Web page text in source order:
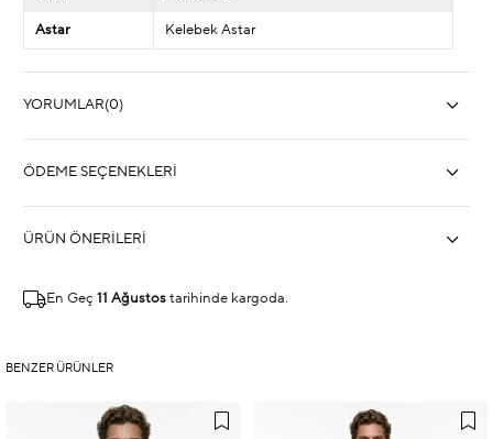
Astar Kelebek Astar
YORUMLAR(0)
ÖDEME SEÇENEKLERI
ÜRÜN ÖNERILERI
En Geç 11 Ağustos tarihinde kargoda.
BENZER ÜRÜNLER